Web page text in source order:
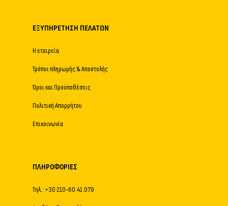
ΕΞΥΠΗΡΈΤΗΣΗ ΠΕΛΑΤΏΝ
Η εταιρεία
Τρόποι πληρωμής & Αποστολής
Όροι και Προϋποθέσεις
Πολιτική Απορρήτου
Επικοινωνία
ΠΛΗΡΟΦΟΡΊΕΣ
Τηλ.: +30 210-60.41.079